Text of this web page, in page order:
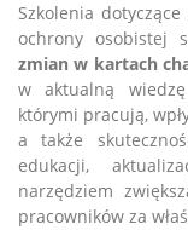
Szkolenia
ochrony osobistej
zmian w kartach
w aktualną
którymi pracują,
a także
edukacji,
narzędziem
pracowników za